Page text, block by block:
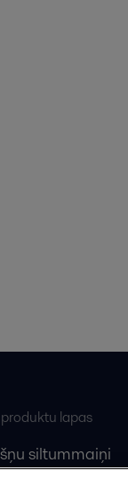
lapas
siltummaiņi